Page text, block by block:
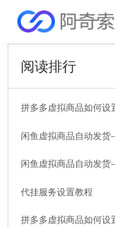
阅读排行
拼多多虚拟商品如何
闲鱼虚拟商品自动发货
闲鱼虚拟商品自动发货
代挂服务设置教程
拼多多虚拟商品如何